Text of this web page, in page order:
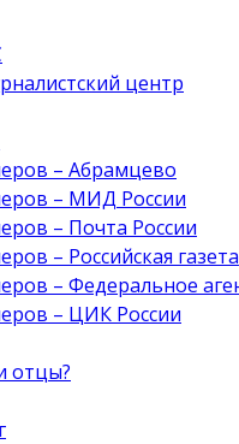
центр
– Абрамцево
– МИД России
– Почта России
– Российская газета
– Федеральное
– ЦИК России
отцы?